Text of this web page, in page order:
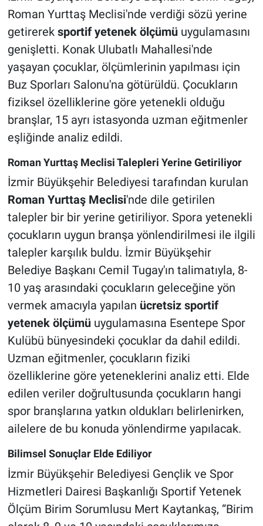
Roman Yurttaş Meclisi'nde verdiği sözü yerine
getirerek sportif yetenek ölçümüuygulamasını
genişletti. Konak Ulubatlı Mahallesi'nde
yaşayan çocuklar, ölçümlerinin yapılması için
Buz Sporları Salonu'na götürüldü. Çocukların
fiziksel özelliklerine göre yetenekli olduğu
branşlar, 15 ayrı istasyonda uzman eğitmenler
eşliğinde analiz edildi.
Roman Yurttaş Meclisi Talepleri Yerine Getiriliyor
İzmir Büyükşehir Belediyesi tarafından kurulan
Roman Yurttaş Meclisi'nde dile getirilen
talepler bir bir yerine getiriliyor. Spora yetenekli
çocukların uygun branşa yönlendirilmesi ile ilgili
talepler karşılık buldu. İzmir Büyükşehir
Belediye Başkanı Cemil Tugay'ın talimatıyla, 8-
10 yaş arasındaki çocukların geleceğine yön
vermek amacıyla yapılan ücretsiz sportif
yetenek ölçümüuygulamasına Esentepe Spor
Kulübü bünyesindeki çocuklar da dahil edildi.
Uzman eğitmenler, çocukların fiziki
özelliklerine göre yeteneklerini analiz etti. Elde
edilen veriler doğrultusunda çocukların hangi
spor branşlarına yatkın oldukları belirlenirken,
ailelere de bu konuda yönlendirme yapılacak.
Bilimsel Sonuçlar Elde Ediliyor
İzmir Büyükşehir Belediyesi Gençlik ve Spor
Hizmetleri Dairesi Başkanlığı Sportif Yetenek
Ölçüm Birim Sorumlusu Mert Kaytankaş, “Birim